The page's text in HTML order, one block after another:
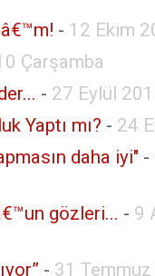
- 12 Ekim
Çarşamba
- 27 Eylül
Yaptı mı? - 24
daha iyi" -
gözleri... - 9
- 31